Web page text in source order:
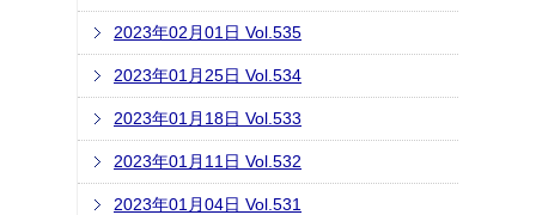
2023年02月01日 Vol.535
2023年01月25日 Vol.534
2023年01月18日 Vol.533
2023年01月11日 Vol.532
2023年01月04日 Vol.531